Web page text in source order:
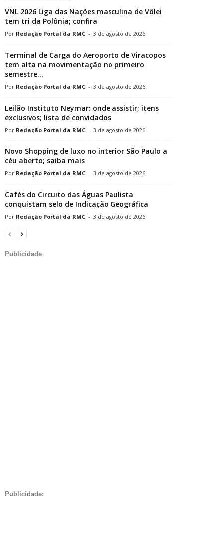
VNL 2026 Liga das Nações masculina de Vôlei
tem tri da Polônia; confira
Redação Portal da RMC - 3 de agosto de 2026
Terminal de Carga do Aeroporto de Viracopos
tem alta na movimentação no primeiro
semestre...
Redação Portal da RMC - 3 de agosto de 2026
Leilão Instituto Neymar: onde assistir; itens
exclusivos; lista de convidados
Redação Portal da RMC - 3 de agosto de 2026
Novo Shopping de luxo no interior São Paulo a
céu aberto; saiba mais
Redação Portal da RMC - 3 de agosto de 2026
Cafés do Circuito das Águas Paulista
conquistam selo de Indicação Geográfica
Redação Portal da RMC - 3 de agosto de 2026
Publicidade
Publicidade: